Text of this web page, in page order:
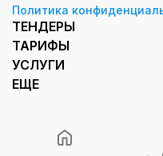
Политика
ТЕНДЕРЫ
ТАРИФЫ
УСЛУГИ
ЕЩЕ